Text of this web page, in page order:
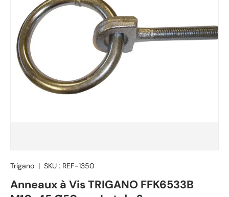
Trigano | SKU : REF-1350
Anneaux à Vis TRIGANO FFK6533B